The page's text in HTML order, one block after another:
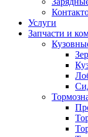
Услуги
Запчасти и